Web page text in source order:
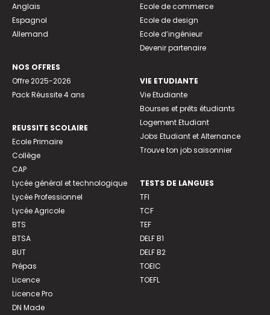
Anglais
Espagnol
Allemand
NOS OFFRES
Offre 2025-2026
Pack Réussite 4 ans
REUSSITE SCOLAIRE
Ecole Primaire
Collège
CAP
Lycée général et technologique
Lycée Professionnel
Lycée Agricole
BTS
BTSA
BUT
Prépas
Licence
Licence Pro
DN Made
Ecole de commerce
Ecole de design
Ecole d’ingénieur
Devenir partenaire
VIE ETUDIANTE
Vie Etudiante
Bourses et prêts étudiants
Logement Etudiant
Jobs Etudiant et Alternance
Trouve ton job saisonnier
TESTS DE LANGUES
TFI
TCF
TEF
DELF B1
DELF B2
TOEIC
TOEFL